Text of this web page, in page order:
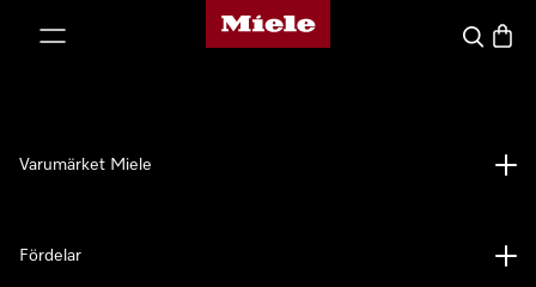
Mieles hemsida
Sök
Varumärket Miele
Fördelar